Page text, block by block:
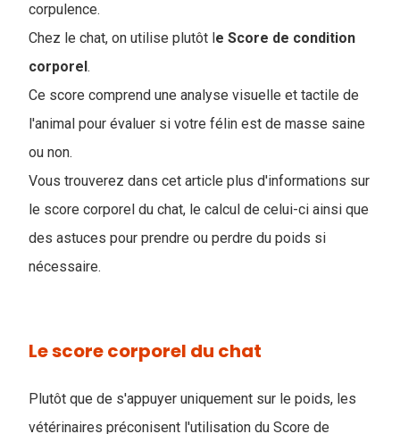
corpulence.
Chez le chat, on utilise plutôt le Score de condition
corporel.
Ce score comprend une analyse visuelle et tactile de
l'animal pour évaluer si votre félin est de masse saine
ou non.
Vous trouverez dans cet article plus d'informations sur
le score corporel du chat, le calcul de celui-ci ainsi que
des astuces pour prendre ou perdre du poids si
nécessaire.
Le score corporel du chat
Plutôt que de s'appuyer uniquement sur le poids, les
vétérinaires préconisent l'utilisation du Score de